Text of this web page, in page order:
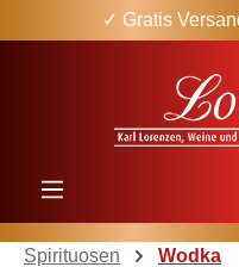
Zum Hauptinhalt springen
✓ Gratis
Spirituosen Wodka